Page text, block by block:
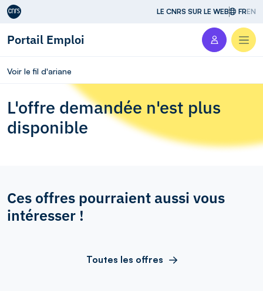
Aller au contenu LE CNRS SUR LE WEB FREN
Portail Emploi
Voir le fil d'ariane
L'offre demandée n'est plus
disponible
Ces offres pourraient aussi vous
intéresser !
Toutes les offres